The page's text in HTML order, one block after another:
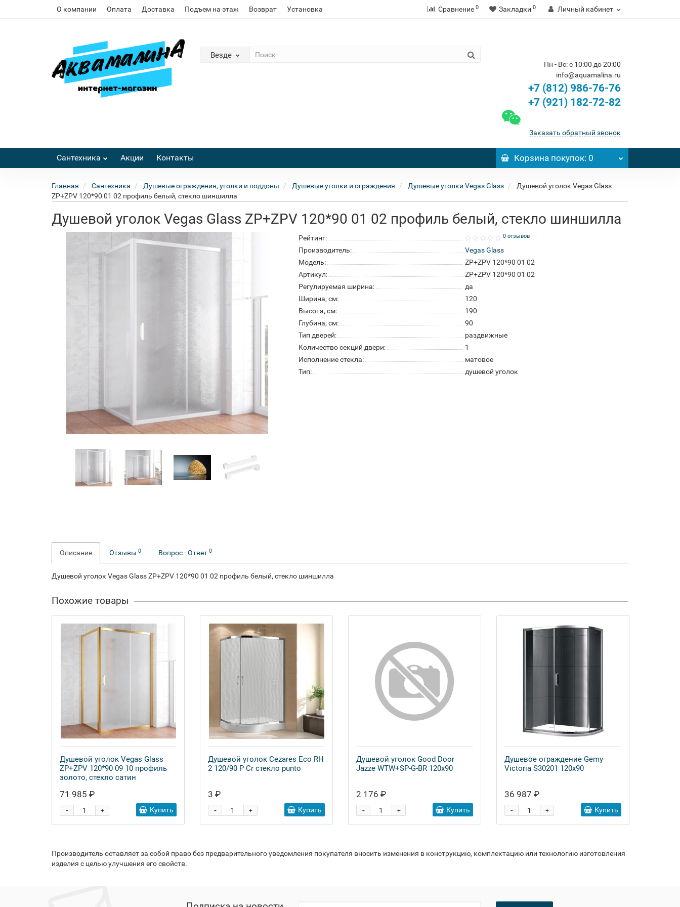
О компании Оплата Доставка Подъем на этаж Возврат Установка Сравнение 0 Закладки 0 Личный кабинет
Везде
Пн - Вс: с 10:00 до 20:00
info@aquamalina.ru
+7 (812) 986-76-76
+7 (921) 182-72-82
Заказать обратный звонок
Сантехника Акции Контакты Корзинапокупок: 0
Главная Сантехника Душевые ограждения, уголки и поддоны Душевые уголки и ограждения Душевые уголки Vegas Glass
Душевой уголок Vegas Glass
ZP+ZPV 120*90 01 02 профиль белый, стекло шиншилла
Душевой уголок Vegas Glass ZP+ZPV 120*90 01 02 профиль белый, стекло шиншилла
Рейтинг: 0 отзывов
Производитель:
Vegas Glass
Модель:
ZP+ZPV 120*90 01 02
Артикул:
ZP+ZPV 120*90 01 02
Регулируемая ширина:
да
Ширина, см:
120
Высота, см:
190
Глубина, см:
90
Тип дверей:
раздвижные
Количество секций двери:
1
Исполнение стекла:
матовое
Тип:
душевой уголок
Описание Отзывы 0 Вопрос - Ответ 0
Душевой уголок Vegas Glass ZP+ZPV 120*90 01 02 профиль белый, стекло шиншилла
Похожие товары
Душевой уголок Vegas Glass
ZP+ZPV 120*90 09 10 профиль
золото, стекло сатин
71 985 ₽
+
- Купить
Душевой уголок Cezares Eco RH
2 120/90 P Cr стекло punto
3 ₽
+
- Купить
Душевой уголок Good Door
Jazze WTW+SP-G-BR 120x90
2 176 ₽
+
- Купить
Душевое ограждение Gemy
Victoria S30201 120x90
36 987 ₽
+
- Купить
Производитель оставляет за собой право без предварительного уведомления покупателя вносить изменения в конструкцию, комплектацию или технологию изготовления
изделия с целью улучшения его свойств.